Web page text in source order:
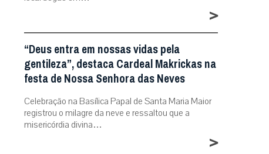
>
“Deus entra em nossas vidas pela
gentileza”, destaca Cardeal Makrickas na
festa de Nossa Senhora das Neves
Celebração na Basílica Papal de Santa Maria Maior
registrou o milagre da neve e ressaltou que a
misericórdia divina…
>